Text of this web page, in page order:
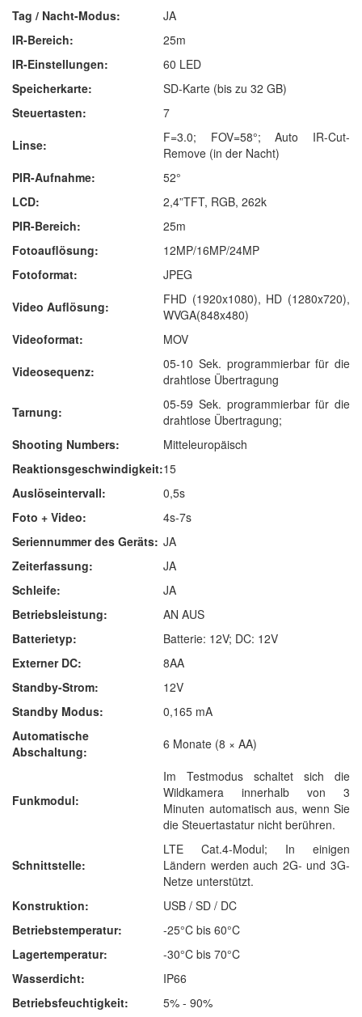
Tag / Nacht-Modus:
JA
IR-Bereich:
25m
IR-Einstellungen:
60 LED
Speicherkarte:
SD-Karte (bis zu 32 GB)
Steuertasten:
7
Linse:
F=3.0; FOV=58°; Auto IR-Cut-
Remove (in der Nacht)
PIR-Aufnahme:
52°
LCD:
2,4”TFT, RGB, 262k
PIR-Bereich:
25m
Fotoauflösung:
12MP/16MP/24MP
Fotoformat:
JPEG
Video Auflösung:
FHD (1920x1080), HD (1280x720),
WVGA(848x480)
Videoformat:
MOV
Videosequenz:
05-10 Sek. programmierbar für die
drahtlose Übertragung
Tarnung:
05-59 Sek. programmierbar für die
drahtlose Übertragung;
Shooting Numbers:
Mitteleuropäisch
Reaktionsgeschwindigkeit:15
Auslöseintervall:
0,5s
Foto + Video:
4s-7s
Seriennummer des Geräts: JA
Zeiterfassung:
JA
Schleife:
JA
Betriebsleistung:
AN AUS
Batterietyp:
Batterie: 12V; DC: 12V
Externer DC:
8AA
Standby-Strom:
12V
Standby Modus:
0,165 mA
Automatische
Abschaltung:
6 Monate (8 × AA)
Funkmodul:
Im Testmodus schaltet sich die
Wildkamera innerhalb von 3
Minuten automatisch aus, wenn Sie
die Steuertastatur nicht berühren.
Schnittstelle:
LTE Cat.4-Modul; In einigen
Ländern werden auch 2G- und 3G-
Netze unterstützt.
Konstruktion:
USB / SD / DC
Betriebstemperatur:
-25°C bis 60°C
Lagertemperatur:
-30°C bis 70°C
Wasserdicht:
IP66
Betriebsfeuchtigkeit:
5% - 90%